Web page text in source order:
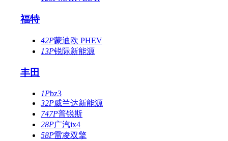
福特
42P蒙迪欧 PHEV
13P锐际新能源
丰田
1Pbz3
32P威兰达新能源
747P普锐斯
28P广汽ix4
58P雷凌双擎